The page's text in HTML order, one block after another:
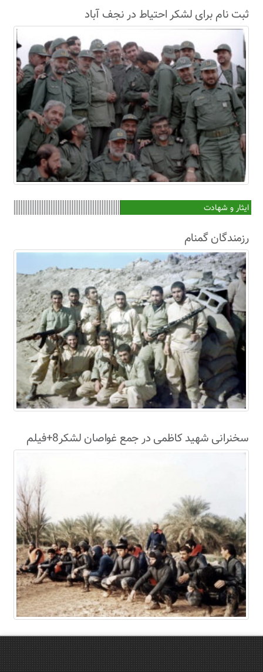
ثبت نام برای لشکر احتیاط در نجف آباد
ایثار و شهادت
رزمندگان گمنام
سخنرانی شهید کاظمی در جمع غواصان لشکر8+فیلم